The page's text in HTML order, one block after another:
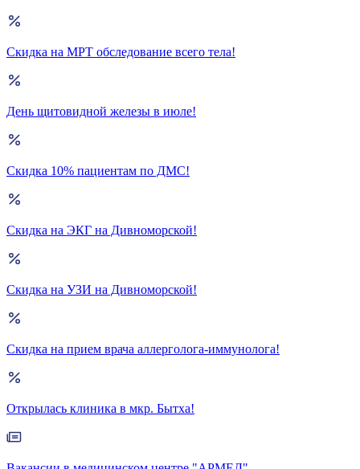
Скидка на МРТ обследование всего тела!
День щитовидной железы в июле!
Скидка 10% пациентам по ДМС!
Скидка на ЭКГ на Дивноморской!
Скидка на УЗИ на Дивноморской!
Скидка на прием врача аллерголога-иммунолога!
Открылась клиника в мкр. Бытха!